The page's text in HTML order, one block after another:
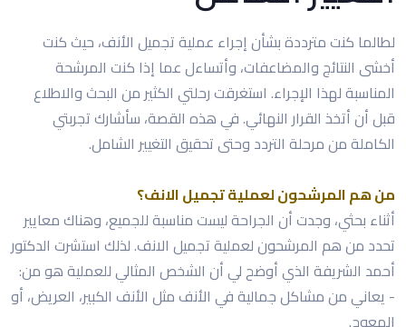
لطالما كنت مترددة بشأن إجراء عملية تجميل الأنف، حيث كنت
أخشى النتائج والمضاعفات، وأتساءل عما إذا كنت المرشحة
المناسبة لهذا الإجراء. استغرقت رحلتي الكثير من البحث والاطلاع
قبل أن أتخذ القرار النهائي. في هذه القصة، سأشارك تجربتي
الكاملة من مرحلة التردد وحتى تحقيق التغيير الشامل.
من هم المرشحون لعملية تجميل الانف؟
أثناء بحثي، وجدت أن الجراحة ليست مناسبة للجميع، وهناك معايير
تحدد من هم المرشحون لعملية تجميل الانف. لذلك استشرت الدكتور
أحمد الشريفة الذي أوضح لي أن الشخص المثالي للعملية هو من:
- يعاني من مشاكل جمالية في الأنف مثل الأنف الكبير، العريض، أو
المعوج.